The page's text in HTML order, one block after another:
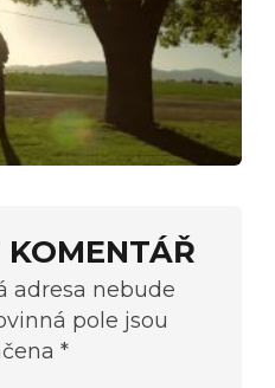
adresa nebude
pole jsou
*